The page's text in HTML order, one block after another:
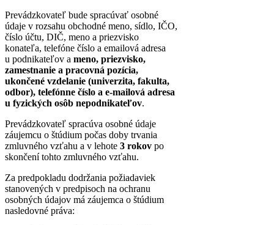
Prevádzkovateľ bude spracúvať osobné
údaje v rozsahu obchodné meno, sídlo, IČO,
číslo účtu, DIČ, meno a priezvisko
konateľa, telefóne číslo a emailová adresa
u podnikateľov a meno, priezvisko,
zamestnanie a pracovná pozícia,
ukončené vzdelanie (univerzita, fakulta,
odbor), telefónne číslo a e-mailová adresa
u fyzických osôb nepodnikateľov.
Prevádzkovateľ spracúva osobné údaje
záujemcu o štúdium počas doby trvania
zmluvného vzťahu a v lehote 3 rokov po
skončení tohto zmluvného vzťahu.
Za predpokladu dodržania požiadaviek
stanovených v predpisoch na ochranu
osobných údajov má záujemca o štúdium
nasledovné práva: